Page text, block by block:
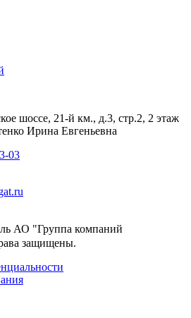
шоссе, 21-й км., д.3, стр.2, 2 этаж
Ирина Евгеньевна
03
АО "Группа компаний
защищены.